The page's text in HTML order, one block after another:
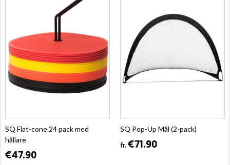
SQ Flat-cone 24 pack med
hållare
€47.90
SQ Pop-Up Mål (2-pack)
fr.€71.90